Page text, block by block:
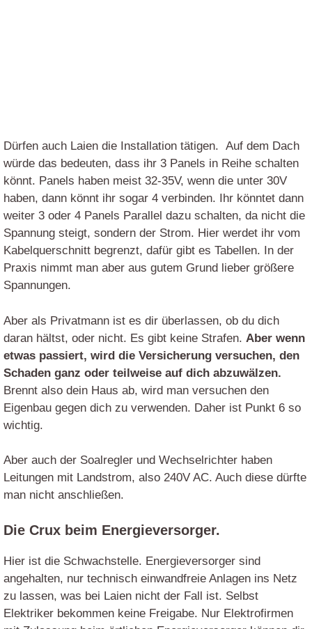
Dürfen auch Laien die Installation tätigen. Auf dem Dach
würde das bedeuten, dass ihr 3 Panels in Reihe schalten
könnt. Panels haben meist 32-35V, wenn die unter 30V
haben, dann könnt ihr sogar 4 verbinden. Ihr könntet dann
weiter 3 oder 4 Panels Parallel dazu schalten, da nicht die
Spannung steigt, sondern der Strom. Hier werdet ihr vom
Kabelquerschnitt begrenzt, dafür gibt es Tabellen. In der
Praxis nimmt man aber aus gutem Grund lieber größere
Spannungen.
Aber als Privatmann ist es dir überlassen, ob du dich
daran hältst, oder nicht. Es gibt keine Strafen. Aber wenn
etwas passiert, wird die Versicherung versuchen, den
Schaden ganz oder teilweise auf dich abzuwälzen.
Brennt also dein Haus ab, wird man versuchen den
Eigenbau gegen dich zu verwenden. Daher ist Punkt 6 so
wichtig.
Aber auch der Soalregler und Wechselrichter haben
Leitungen mit Landstrom, also 240V AC. Auch diese dürfte
man nicht anschließen.
Die Crux beim Energieversorger.
Hier ist die Schwachstelle. Energieversorger sind
angehalten, nur technisch einwandfreie Anlagen ins Netz
zu lassen, was bei Laien nicht der Fall ist. Selbst
Elektriker bekommen keine Freigabe. Nur Elektrofirmen